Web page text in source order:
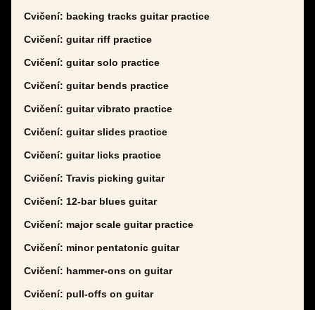
Cvičení: backing tracks guitar practice
Cvičení: guitar riff practice
Cvičení: guitar solo practice
Cvičení: guitar bends practice
Cvičení: guitar vibrato practice
Cvičení: guitar slides practice
Cvičení: guitar licks practice
Cvičení: Travis picking guitar
Cvičení: 12-bar blues guitar
Cvičení: major scale guitar practice
Cvičení: minor pentatonic guitar
Cvičení: hammer-ons on guitar
Cvičení: pull-offs on guitar